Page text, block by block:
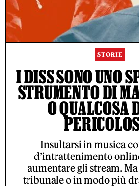
STORIE
I DISS SONO UNO
STRUMENTO DI
O QUALCOSA
Insultarsi in musica
d’intrattenimento
aumentare gli stream.
tribunale o in modo più